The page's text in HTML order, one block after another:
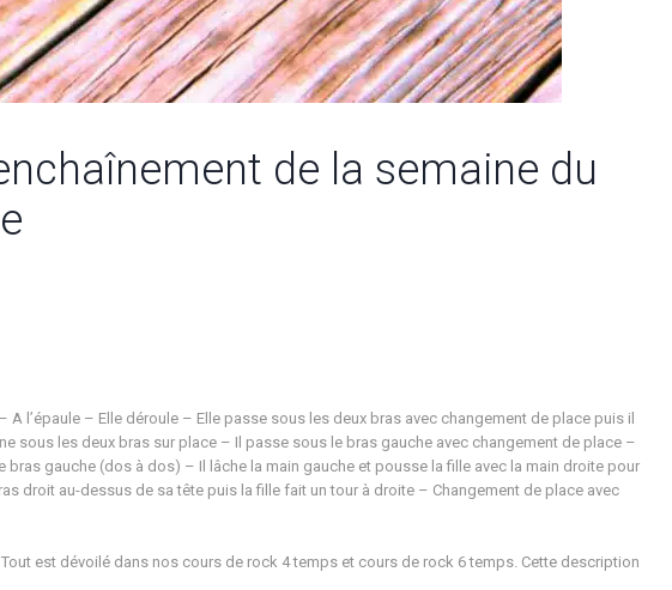
de la semaine du
l’épaule – Elle déroule – Elle passe sous les deux bras avec changement de place puis il
sous les deux bras sur place – Il passe sous le bras gauche avec changement de place –
gauche (dos à dos) – Il lâche la main gauche et pousse la fille avec la main droite pour
droit au-dessus de sa tête puis la fille fait un tour à droite – Changement de place avec
est dévoilé dans nos cours de rock 4 temps et cours de rock 6 temps. Cette description